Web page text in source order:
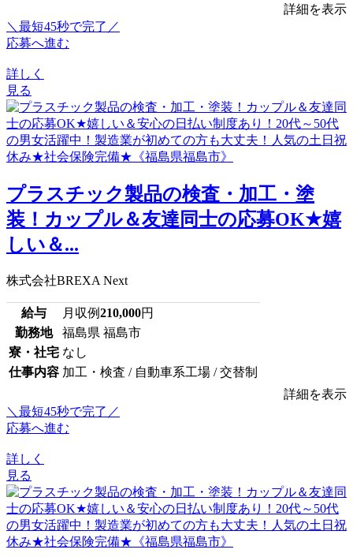
詳細を表示
＼最短45秒で完了／
応募へ進む
詳しく
見る
プラスチック製品の検査・加工・塗
装！カップル＆友達同士の応募OK★嬉
しい＆...
株式会社BREXA Next
給与 月収例210,000円
勤務地
福島県 福島市
寮・社宅 なし
仕事内容 加工・検査 / 自動車系工場 / 交替制
詳細を表示
＼最短45秒で完了／
応募へ進む
詳しく
見る